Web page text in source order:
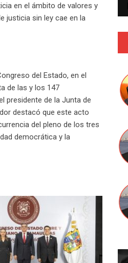
en el ámbito de valores y
justicia sin ley cae en la
del Estado, en el
de las y los 147
presidente de la Junta de
destacó que este acto
del pleno de los tres
democrática y la